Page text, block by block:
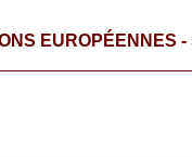
EUROPÉENNES -